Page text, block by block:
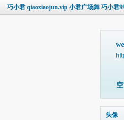
巧小君 qiaoxiaojun.vip 小君广场舞 巧小君
头像